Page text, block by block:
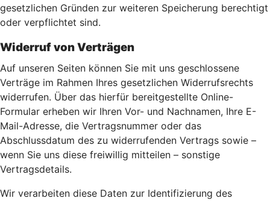
gesetzlichen Gründen zur weiteren Speicherung berechtigt
oder verpflichtet sind.
Widerruf von Verträgen
Auf unseren Seiten können Sie mit uns geschlossene
Verträge im Rahmen Ihres gesetzlichen Widerrufsrechts
widerrufen. Über das hierfür bereitgestellte Online-
Formular erheben wir Ihren Vor- und Nachnamen, Ihre E-
Mail-Adresse, die Vertragsnummer oder das
Abschlussdatum des zu widerrufenden Vertrags sowie –
wenn Sie uns diese freiwillig mitteilen – sonstige
Vertragsdetails.
Wir verarbeiten diese Daten zur Identifizierung des